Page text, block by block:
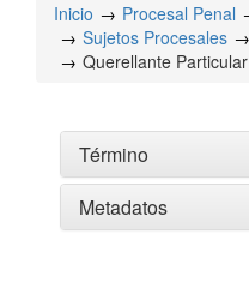
Inicio Procesal Penal
Sujetos Procesales
Querellante Particular
Término
Metadatos